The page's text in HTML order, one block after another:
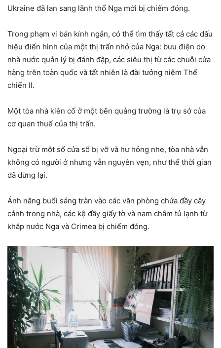
Ukraine đã lan sang lãnh thổ Nga mới bị chiếm đóng.
Trong phạm vi bán kính ngắn, có thể tìm thấy tất cả các dấu
hiệu điển hình của một thị trấn nhỏ của Nga: bưu điện do
nhà nước quản lý bị đánh đập, các siêu thị từ các chuỗi cửa
hàng trên toàn quốc và tất nhiên là đài tưởng niệm Thế
chiến II.
Một tòa nhà kiên cố ở một bên quảng trường là trụ sở của
cơ quan thuế của thị trấn.
Ngoại trừ một số cửa sổ bị vỡ và hư hỏng nhẹ, tòa nhà vẫn
không có người ở nhưng vẫn nguyên vẹn, như thể thời gian
đã dừng lại.
Ánh nắng buổi sáng tràn vào các văn phòng chứa đầy cây
cảnh trong nhà, các kệ đầy giấy tờ và nam châm tủ lạnh từ
khắp nước Nga và Crimea bị chiếm đóng.